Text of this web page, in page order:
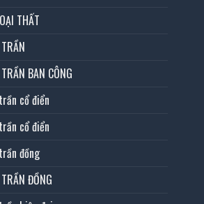
THẤT
BAN CÔNG
cổ điển
cổ điển
đồng
ĐỒNG